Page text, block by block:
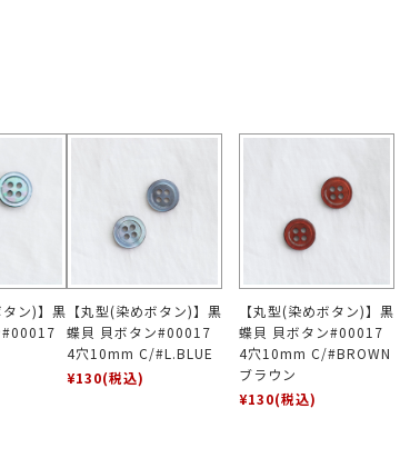
タン)】黒
#00017
【丸型(染めボタン)】黒
蝶貝 貝ボタン#00017
4穴10mm C/#L.BLUE
¥130(税込)
【丸型(染めボタン)】黒
蝶貝 貝ボタン#00017
4穴10mm C/#BROWN
ブラウン
¥130(税込)